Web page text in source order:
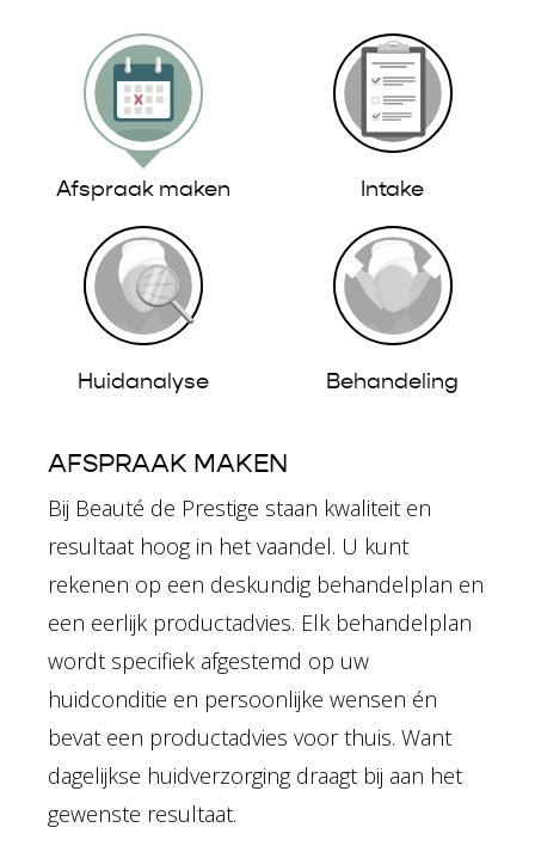
Afspraak maken Intake
Huidanalyse Behandeling
AFSPRAAK MAKEN
Bij Beauté de Prestige staan kwaliteit en
resultaat hoog in het vaandel. U kunt
rekenen op een deskundig behandelplan en
een eerlijk productadvies. Elk behandelplan
wordt specifiek afgestemd op uw
huidconditie en persoonlijke wensen én
bevat een productadvies voor thuis. Want
dagelijkse huidverzorging draagt bij aan het
gewenste resultaat.